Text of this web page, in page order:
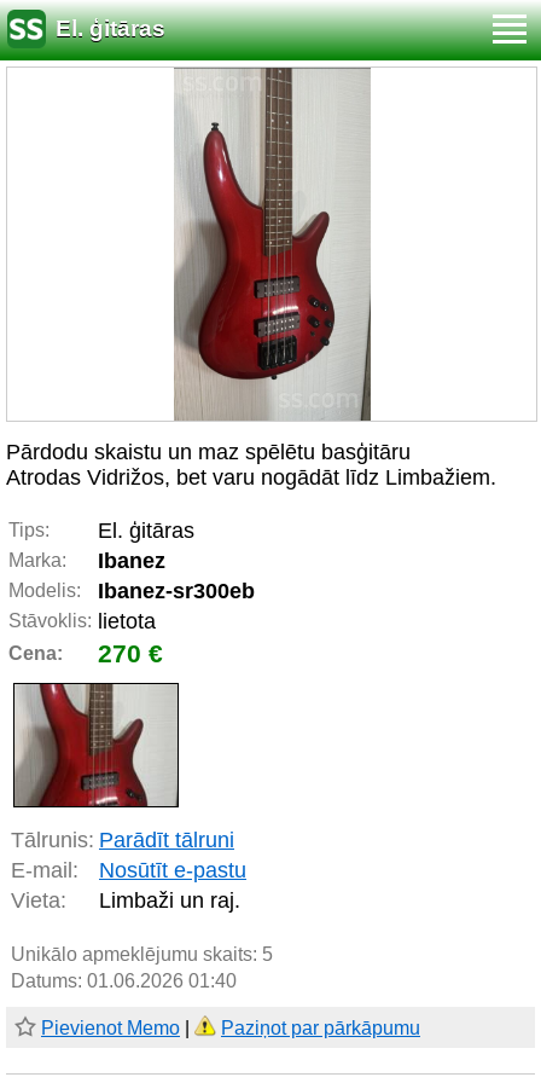
El. ģitāras
Pārdodu skaistu un maz spēlētu basģitāru
Atrodas Vidrižos, bet varu nogādāt līdz Limbažiem.
Tips: El. ģitāras
Marka: Ibanez
Modelis: Ibanez-sr300eb
Stāvoklis: lietota
Cena: 270 €
Tālrunis: Parādīt tālruni
E-mail:
Nosūtīt e-pastu
Vieta:
Limbaži un raj.
Unikālo apmeklējumu skaits: 5
Datums: 01.06.2026 01:40
Pievienot Memo Paziņot par pārkāpumu